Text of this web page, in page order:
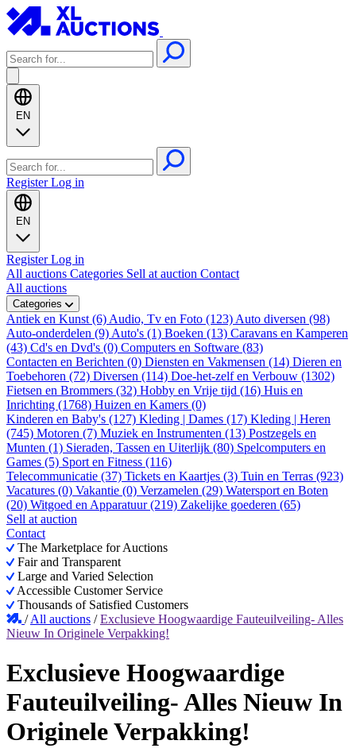
EN
RegisterLog in
EN
RegisterLog in
All auctions Categories Sell at auction Contact
All auctions
Categories
Antiek en Kunst (6) Audio, Tv en Foto (123) Auto diversen (98)
Auto-onderdelen (9) Auto's (1) Boeken (13) Caravans en Kamperen
(43) Cd's en Dvd's (0) Computers en Software (83)
Contacten en Berichten (0) Diensten en Vakmensen (14) Dieren en
Toebehoren (72) Diversen (114) Doe-het-zelf en Verbouw (1302)
Fietsen en Brommers (32) Hobby en Vrije tijd (16) Huis en
Inrichting (1768) Huizen en Kamers (0)
Kinderen en Baby's (127) Kleding | Dames (17) Kleding | Heren
(745) Motoren (7) Muziek en Instrumenten (13) Postzegels en
Munten (1) Sieraden, Tassen en Uiterlijk (80) Spelcomputers en
Games (5) Sport en Fitness (116)
Telecommunicatie (37) Tickets en Kaartjes (3) Tuin en Terras (923)
Vacatures (0) Vakantie (0) Verzamelen (29) Watersport en Boten
(20) Witgoed en Apparatuur (219) Zakelijke goederen (65)
Sell at auction
Contact
The Marketplace for Auctions
Fair and Transparent
Large and Varied Selection
Accessible Customer Service
Thousands of Satisfied Customers
/All auctions /Exclusieve Hoogwaardige Fauteuilveiling- Alles
Nieuw In Originele Verpakking!
Exclusieve Hoogwaardige
Fauteuilveiling- Alles Nieuw In
Originele Verpakking!